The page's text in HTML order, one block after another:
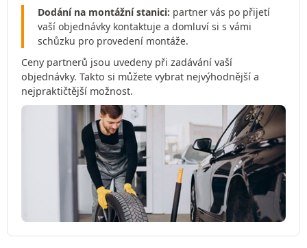
Dodání na montážní stanici: partner vás po přijetí
vaší objednávky kontaktuje a domluví si s vámi
schůzku pro provedení montáže.
Ceny partnerů jsou uvedeny při zadávání vaší
objednávky. Takto si můžete vybrat nejvýhodnější a
nejpraktičtější možnost.